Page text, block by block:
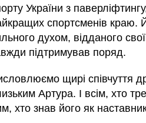
України з
спортсменів краю.
духом, відданого
підтримував поряд.
щирі співчуття
Артура. І всім, хто
хто знав його як